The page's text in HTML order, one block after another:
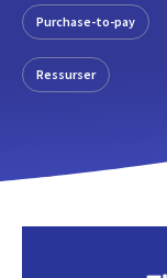
Purchase-to-pay
Ressurser